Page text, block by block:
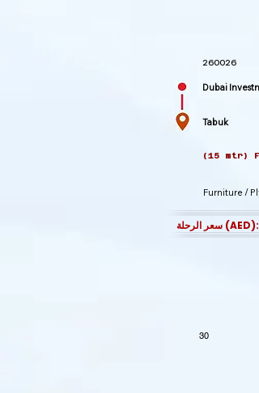
سعر الرحلة (AED):
30